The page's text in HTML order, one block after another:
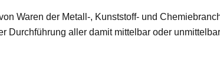
Waren der Metall-, Kunststoff- und
Durchführung aller damit mittelbar oder